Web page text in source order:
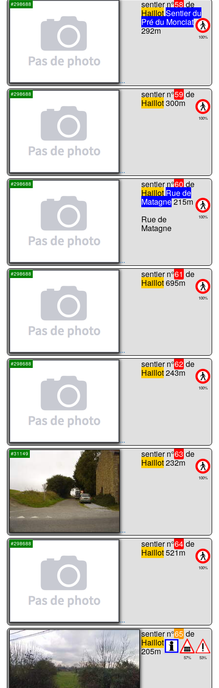
#298688
...
sentier n°58 de
HaillotSentier du
Pré du Monciat
100%
292m
#298688
...
sentier n°59 de
Haillot
100%
300m
#298688
...
sentier n°60 de
Haillot Rue de
Matagne
100%
215m
Rue de
Matagne
#298688
...
sentier n°61 de
Haillot
100%
695m
#298688
...
sentier n°62 de
Haillot
100%
243m
#31149
...
sentier n°63 de
Haillot
100%
232m
#298688
...
sentier n°64 de
Haillot
100%
521m
sentier n°65 de
Haillot
53%
57%
205m